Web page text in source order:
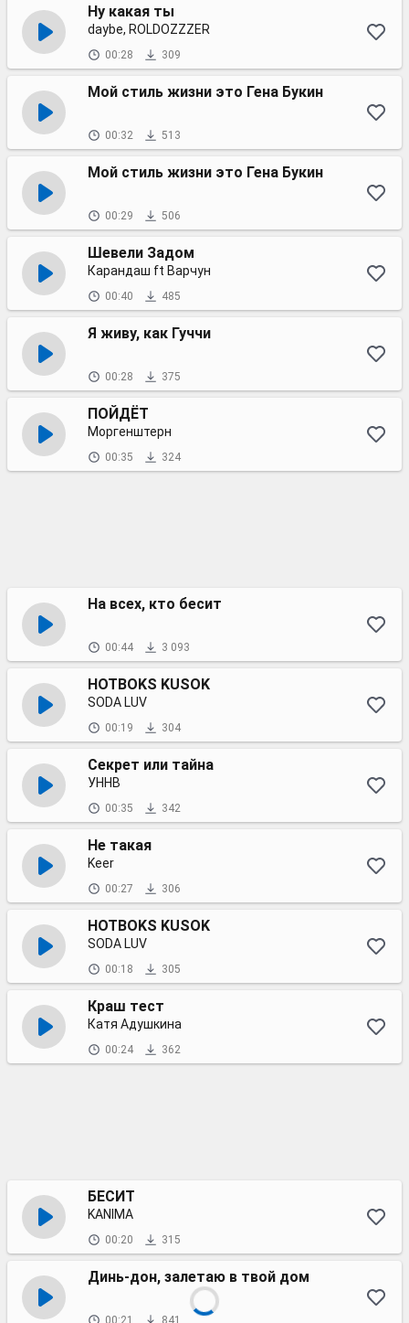
Ну какая ты
daybe, ROLDOZZZER
00:28 309
Мой стиль жизни это Гена Букин
00:32 513
Мой стиль жизни это Гена Букин
00:29 506
Шевели Задом
Карандаш ft Варчун
00:40 485
Я живу, как Гуччи
00:28 375
ПОЙДЁТ
Моргенштерн
00:35 324
На всех, кто бесит
00:44 3 093
HOTBOKS KUSOK
SODA LUV
00:19 304
Секрет или тайна
УННВ
00:35 342
Не такая
Keer
00:27 306
HOTBOKS KUSOK
SODA LUV
00:18 305
Краш тест
Катя Адушкина
00:24 362
БЕСИТ
KANIMA
00:20 315
Динь-дон, залетаю в твой дом
00:21 841